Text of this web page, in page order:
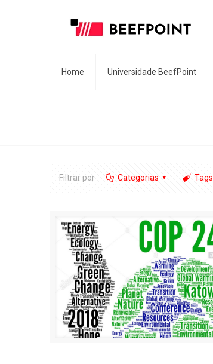
Home Universidade BeefPoint
Filtrar por Categorias Tags